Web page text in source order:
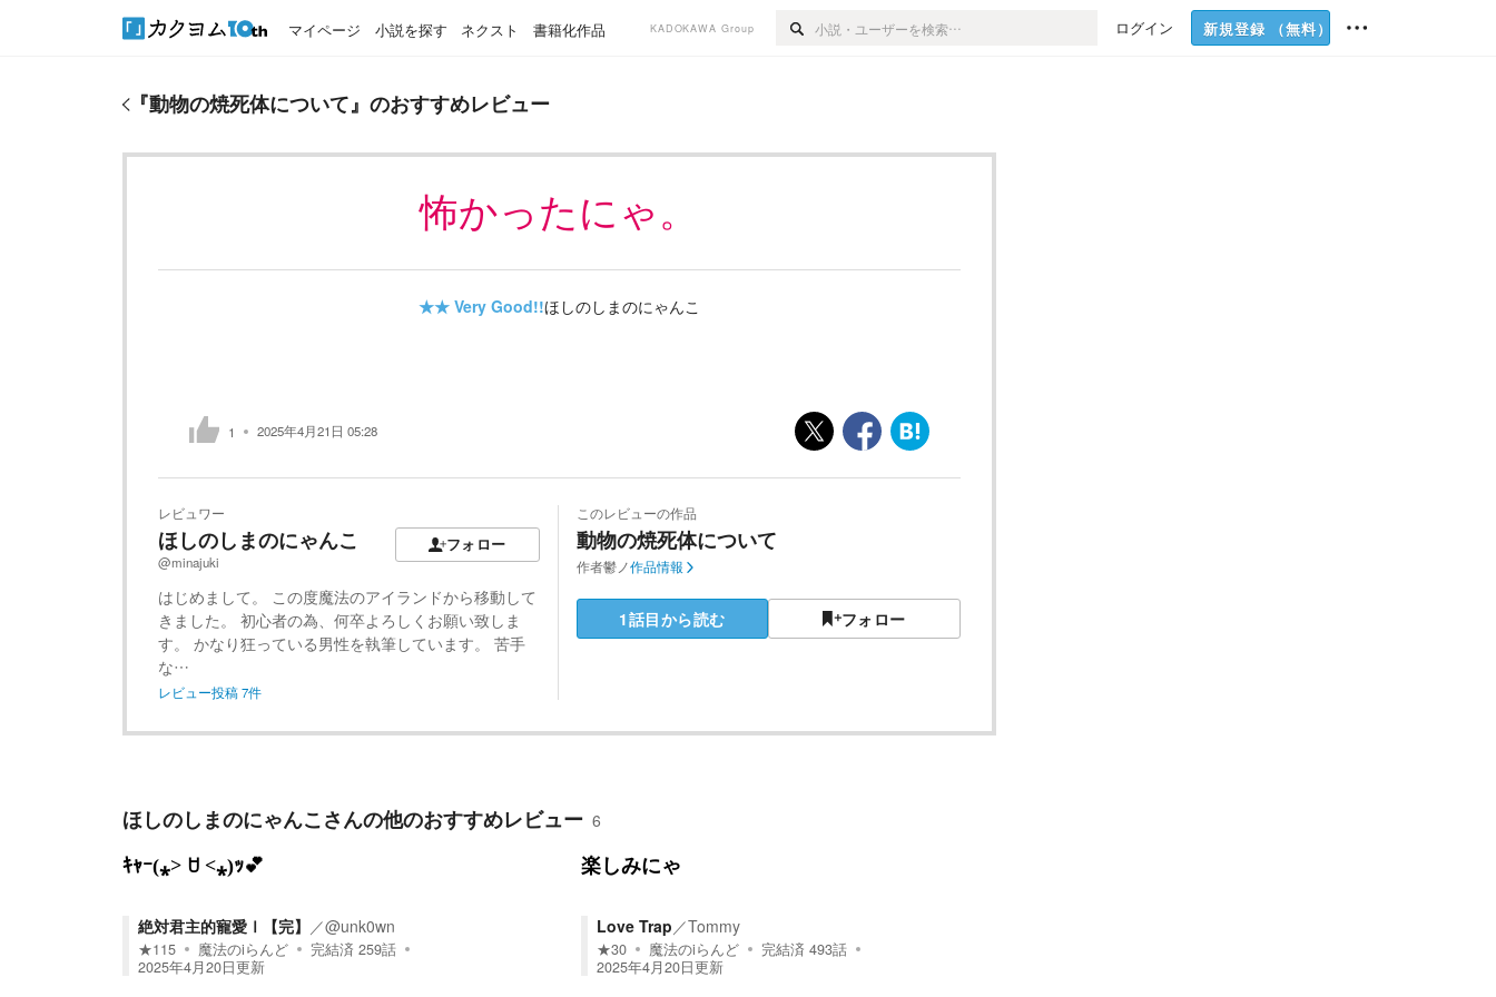
マイページ 小説を探す ネクスト 書籍化作品 KADOKAWA Group ログイン 新規登録 （無料）
『動物の焼死体について』のおすすめレビュー
怖かったにゃ。
★★ Very Good!!ほしのしまのにゃんこ
1 2025年4月21日 05:28
レビュワー
ほしのしまのにゃんこ
@minajuki
フォロー
はじめまして。 この度魔法のアイランドから移動して
きました。 初心者の為、何卒よろしくお願い致しま
す。 かなり狂っている男性を執筆しています。 苦手
な…
レビュー投稿7件
このレビューの作品
動物の焼死体について
作者鬱ノ作品情報
1話目から読む フォロー
ほしのしまのにゃんこさんの他のおすすめレビュー 6
ｷｬｰ(⁎˃ ꇴ ˂⁎)ｯ💕
絶対君主的寵愛Ⅰ【完】 ／@unk0wn
★115 魔法のiらんど 完結済 259話
2025年4月20日更新
楽しみにゃ
Love Trap／Tommy
★30 魔法のiらんど 完結済 493話
2025年4月20日更新